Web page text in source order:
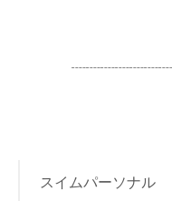
┈┈┈┈┈┈┈
スイムパーソナル